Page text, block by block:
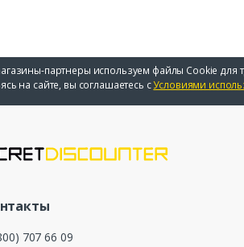
партнеры используем файлы Cookie для
на сайте, вы соглашаетесь сУсловиями
707 66 09